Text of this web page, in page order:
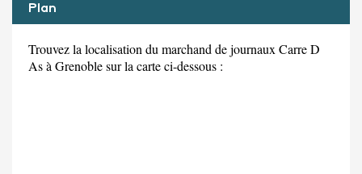
Plan
Trouvez la localisation du marchand de journaux Carre D
As à Grenoble sur la carte ci-dessous :